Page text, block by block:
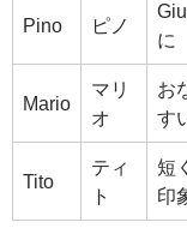
Pino ピノ
に
Mario
マリ
オ
お
す
Tito
ティ
ト
短
印